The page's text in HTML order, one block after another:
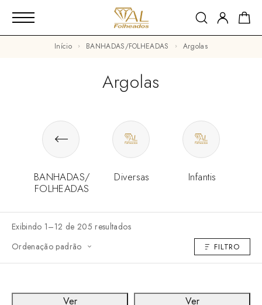
Início BANHADAS/FOLHEADAS Argolas
Argolas
BANHADAS/
FOLHEADAS
Diversas Infantis
Exibindo 1–12 de 205 resultados
FILTRO
Ver Ver